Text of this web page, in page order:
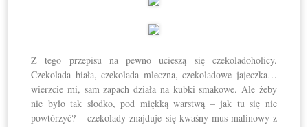
Z tego przepisu na pewno ucieszą się czekoladoholicy.
Czekolada biała, czekolada mleczna, czekoladowe jajeczka…
wierzcie mi, sam zapach działa na kubki smakowe. Ale żeby
nie było tak słodko, pod miękką warstwą – jak tu się nie
powtórzyć? – czekolady znajduje się kwaśny mus malinowy z